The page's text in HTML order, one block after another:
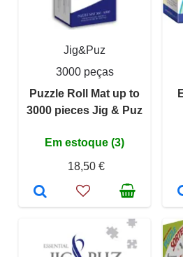
Jig&Puz
3000 peças
Puzzle Roll Mat up to
3000 pieces Jig & Puz
Em estoque (3)
18,50 €